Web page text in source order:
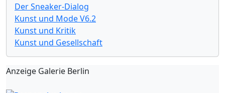
Der Sneaker-Dialog
Kunst und Mode V6.2
Kunst und Kritik
Kunst und Gesellschaft
Anzeige Galerie Berlin